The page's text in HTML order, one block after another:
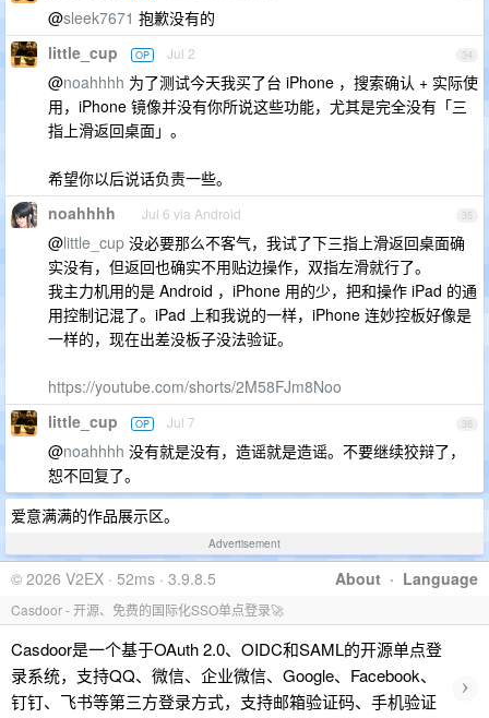
@sleek7671 抱歉没有的
34
little_cup OP Jul 2
@noahhhh 为了测试今天我买了台 iPhone ，搜索确认 + 实际使
用，iPhone 镜像并没有你所说这些功能，尤其是完全没有「三
指上滑返回桌面」。
希望你以后说话负责一些。
35
noahhhh Jul 6 via Android
@little_cup 没必要那么不客气，我试了下三指上滑返回桌面确
实没有，但返回也确实不用贴边操作，双指左滑就行了。
我主力机用的是 Android ，iPhone 用的少，把和操作 iPad 的通
用控制记混了。iPad 上和我说的一样，iPhone 连妙控板好像是
一样的，现在出差没板子没法验证。
https://youtube.com/shorts/2M58FJm8Noo
36
little_cup OP Jul 7
@noahhhh 没有就是没有，造谣就是造谣。不要继续狡辩了，
恕不回复了。
爱意满满的作品展示区。
Advertisement
About · Language
© 2026 V2EX · 52ms · 3.9.8.5
Casdoor - 开源、免费的国际化SSO单点登录🚀
Casdoor是一个基于OAuth 2.0、OIDC和SAML的开源单点登
录系统，支持QQ、微信、企业微信、Google、Facebook、
钉钉、飞书等第三方登录方式，支持邮箱验证码、手机验证
›